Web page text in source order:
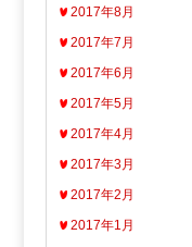
2017年8月
2017年7月
2017年6月
2017年5月
2017年4月
2017年3月
2017年2月
2017年1月